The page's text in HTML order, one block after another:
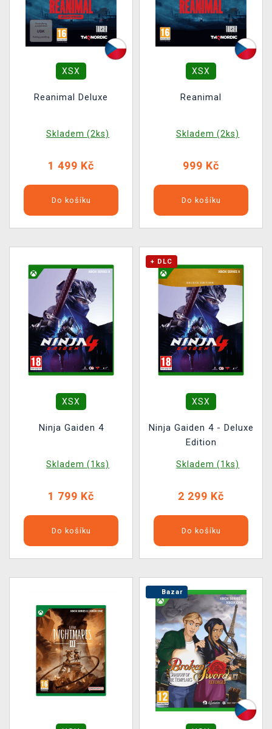
XSX
Reanimal Deluxe
Skladem (2ks)
1 499 Kč
Do košíku
XSX
Reanimal
Skladem (2ks)
999 Kč
Do košíku
XSX
Ninja Gaiden 4
Skladem (1ks)
1 799 Kč
Do košíku
+ DLC
XSX
Ninja Gaiden 4 - Deluxe
Edition
Skladem (1ks)
2 299 Kč
Do košíku
Bazar